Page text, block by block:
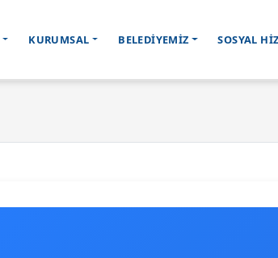
KURUMSAL BELEDİYEMİZ SOSYAL